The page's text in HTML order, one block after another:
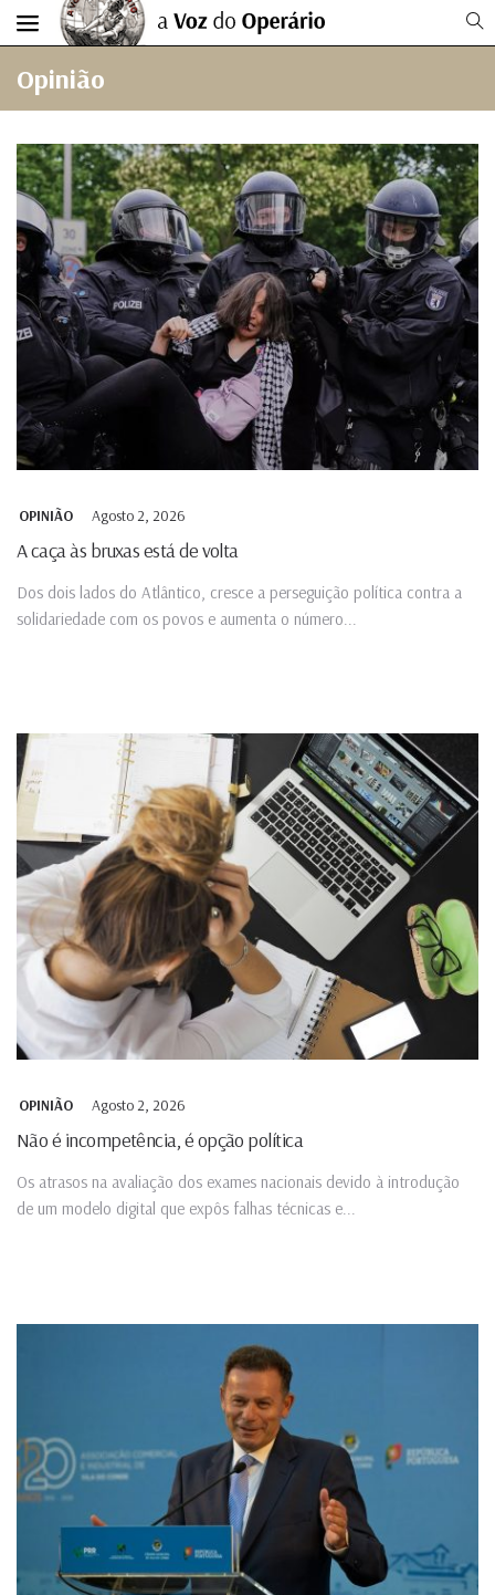
Opinião
OPINIÃO Agosto 2, 2026
A caça às bruxas está de volta
Dos dois lados do Atlântico, cresce a perseguição política contra a
solidariedade com os povos e aumenta o número...
OPINIÃO Agosto 2, 2026
Não é incompetência, é opção política
Os atrasos na avaliação dos exames nacionais devido à introdução
de um modelo digital que expôs falhas técnicas e...